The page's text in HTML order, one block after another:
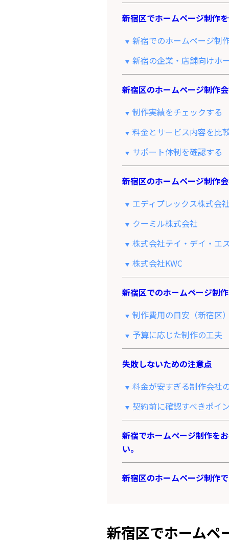
新宿区でホームページ制作
新宿でのホームページ制
新宿の企業・店舗向けホ
新宿区のホームページ制作
制作実績をチェックする
料金とサービス内容を比
サポート体制を確認する
新宿区のホームページ制作
エディプレックス株式会
クーミル株式会社
株式会社テイ・デイ・エ
株式会社KWC
新宿区でのホームページ制
制作費用の目安（新宿区
予算に応じた制作の工夫
失敗しないための注意点
料金が安すぎる制作会社
契約前に確認すべきポイ
新宿でホームページ制作を
い。
新宿区のホームページ制作
新宿区でホームペ